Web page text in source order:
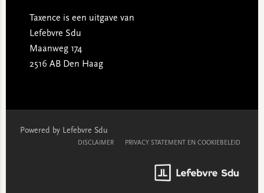
Taxence is een uitgave van
Lefebvre Sdu
Maanweg 174
2516 AB Den Haag
Powered by Lefebvre Sdu
DISCLAIMER PRIVACY STATEMENT EN COOKIEBELEID